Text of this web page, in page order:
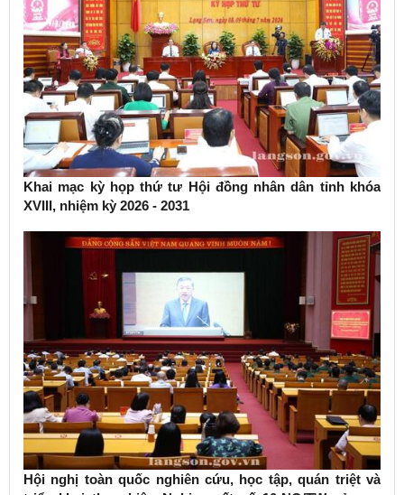
Khai mạc kỳ họp thứ tư Hội đồng nhân dân tỉnh khóa
XVIII, nhiệm kỳ 2026 - 2031
Hội nghị toàn quốc nghiên cứu, học tập, quán triệt và